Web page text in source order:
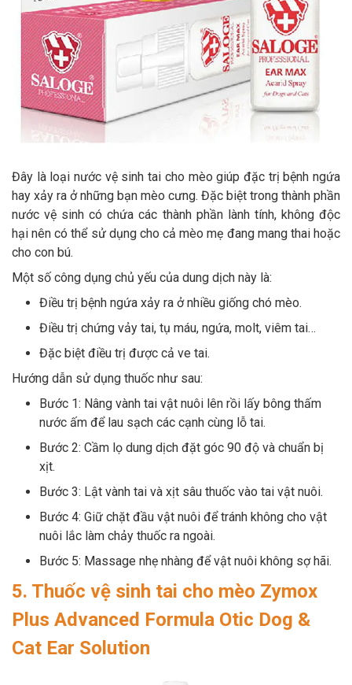
Đây là loại nước vệ sinh tai cho mèo giúp đặc trị bệnh ngứa
hay xảy ra ở những bạn mèo cưng. Đặc biệt trong thành phần
nước vệ sinh có chứa các thành phần lành tính, không độc
hại nên có thể sử dụng cho cả mèo mẹ đang mang thai hoặc
cho con bú.
Một số công dụng chủ yếu của dung dịch này là:
Điều trị bệnh ngứa xảy ra ở nhiều giống chó mèo.
Điều trị chứng vảy tai, tụ máu, ngứa, molt, viêm tai…
Đặc biệt điều trị được cả ve tai.
Hướng dẫn sử dụng thuốc như sau:
Bước 1: Nâng vành tai vật nuôi lên rồi lấy bông thấm
nước ấm để lau sạch các cạnh cùng lỗ tai.
Bước 2: Cầm lọ dung dịch đặt góc 90 độ và chuẩn bị
xịt.
Bước 3: Lật vành tai và xịt sâu thuốc vào tai vật nuôi.
Bước 4: Giữ chặt đầu vật nuôi để tránh không cho vật
nuôi lắc làm chảy thuốc ra ngoài.
Bước 5: Massage nhẹ nhàng để vật nuôi không sợ hãi.
5. Thuốc vệ sinh tai cho mèo Zymox
Plus Advanced Formula Otic Dog &
Cat Ear Solution